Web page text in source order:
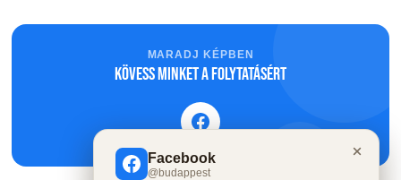
MARADJ KÉPBEN
Kövess minket a folytatásért
Facebook
@budappest